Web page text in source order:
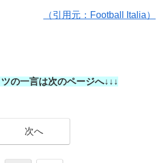
（引用元：Football Italia）
の一言は次のページへ↓↓↓
次へ